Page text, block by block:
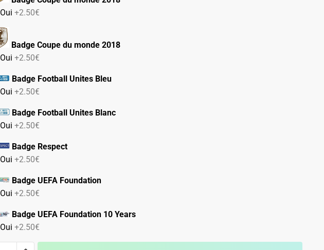
Oui+2.50€
Badge Coupe du monde 2018
Oui+2.50€
Badge Football Unites Bleu
Oui+2.50€
Badge Football Unites Blanc
Oui+2.50€
Badge Respect
Oui+2.50€
Badge UEFA Foundation
Oui+2.50€
Badge UEFA Foundation 10 Years
Oui+2.50€